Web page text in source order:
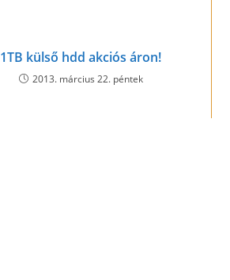
1TB külső hdd akciós áron!
2013. március 22. péntek